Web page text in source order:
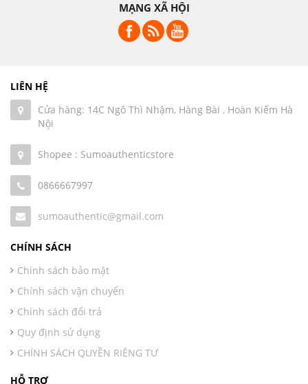
MẠNG XÃ HỘI
LIÊN HỆ
Cửa hàng: 14C Ngô Thì Nhậm, Hàng Bài , Hoàn Kiếm Hà
Nội
Shopee : Sumoauthenticstore
0866667997
sumoauthentic@gmail.com
CHÍNH SÁCH
Chính sách bảo mật
Chính sách vận chuyển
Chính sách đổi trả
Quy định sử dụng
CHÍNH SÁCH QUYỀN RIÊNG TƯ
HỖ TRỢ